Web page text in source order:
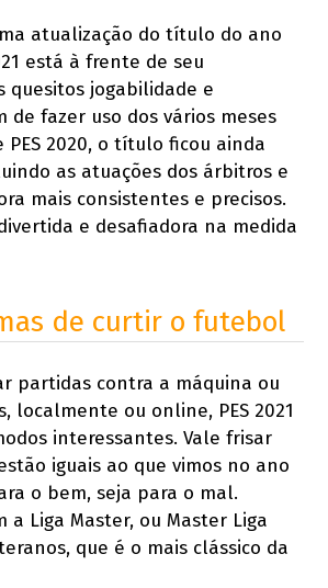
atualização do título do ano
está à frente de seu
quesitos jogabilidade e
de fazer uso dos vários meses
2020, o título ficou ainda
as atuações dos árbitros e
mais consistentes e precisos.
e desafiadora na medida
de curtir o futebol
partidas contra a máquina ou
localmente ou online, PES 2021
interessantes. Vale frisar
iguais ao que vimos no ano
o bem, seja para o mal.
a Liga Master, ou Master Liga
que é o mais clássico da